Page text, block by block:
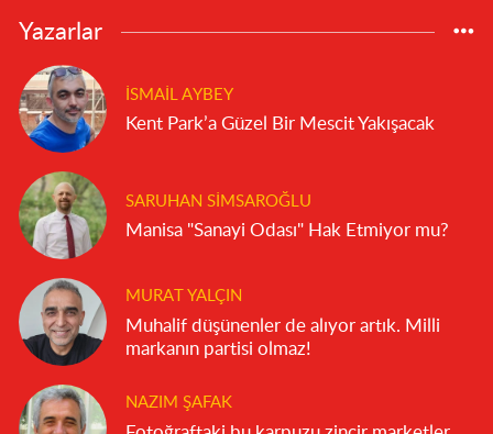
Yazarlar
İSMAIL AYBEY
Kent Park’a Güzel Bir Mescit Yakışacak
SARUHAN SIMSAROĞLU
Manisa "Sanayi Odası" Hak Etmiyor mu?
MURAT YALÇIN
Muhalif düşünenler de alıyor artık. Milli
markanın partisi olmaz!
NAZIM ŞAFAK